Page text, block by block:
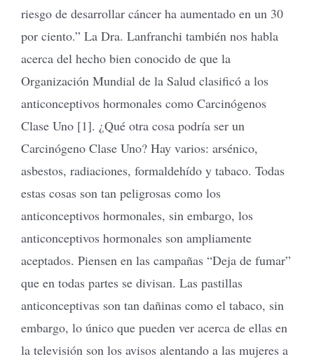
riesgo de desarrollar cáncer ha aumentado en un 30
por ciento.” La Dra. Lanfranchi también nos habla
acerca del hecho bien conocido de que la
Organización Mundial de la Salud clasificó a los
anticonceptivos hormonales como Carcinógenos
Clase Uno [1]. ¿Qué otra cosa podría ser un
Carcinógeno Clase Uno? Hay varios: arsénico,
asbestos, radiaciones, formaldehído y tabaco. Todas
estas cosas son tan peligrosas como los
anticonceptivos hormonales, sin embargo, los
anticonceptivos hormonales son ampliamente
aceptados. Piensen en las campañas “Deja de fumar”
que en todas partes se divisan. Las pastillas
anticonceptivas son tan dañinas como el tabaco, sin
embargo, lo único que pueden ver acerca de ellas en
la televisión son los avisos alentando a las mujeres a